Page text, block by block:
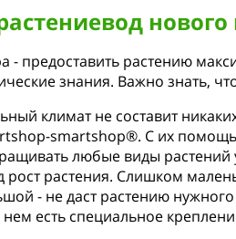
- предоставить растению
знания. Важно знать,
климат не составит
smartshop®. С их
любые виды растений
рост растения. Слишком
- не даст растению нужного
нем есть специальное